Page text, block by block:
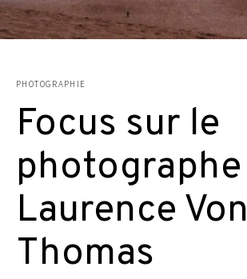
PHOTOGRAPHIE
Focus sur le
photographe
Laurence Von
Thomas